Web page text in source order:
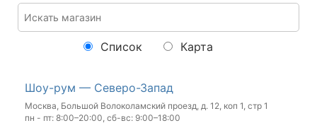
Список Карта
Шоу-рум — Северо-Запад
Москва, Большой Волоколамский проезд, д. 12, коп 1, стр 1
пн - пт: 8:00–20:00, сб-вс: 9:00–18:00